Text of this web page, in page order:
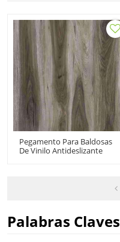
Pegamento Para Baldosas
De Vinilo Antideslizante
Pisos De Tablones De Vinilo
Palabras Claves